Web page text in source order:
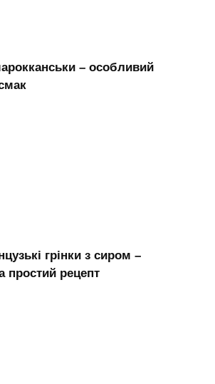
– особливий
грінки з сиром –
простий рецепт